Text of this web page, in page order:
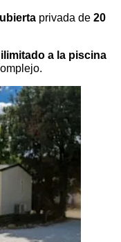
privada de 20
a la piscina